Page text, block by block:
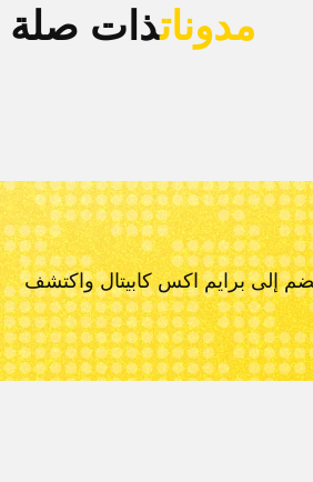
مدوناتذات صلة
إلى برايم اكس كابيتال واكتشف